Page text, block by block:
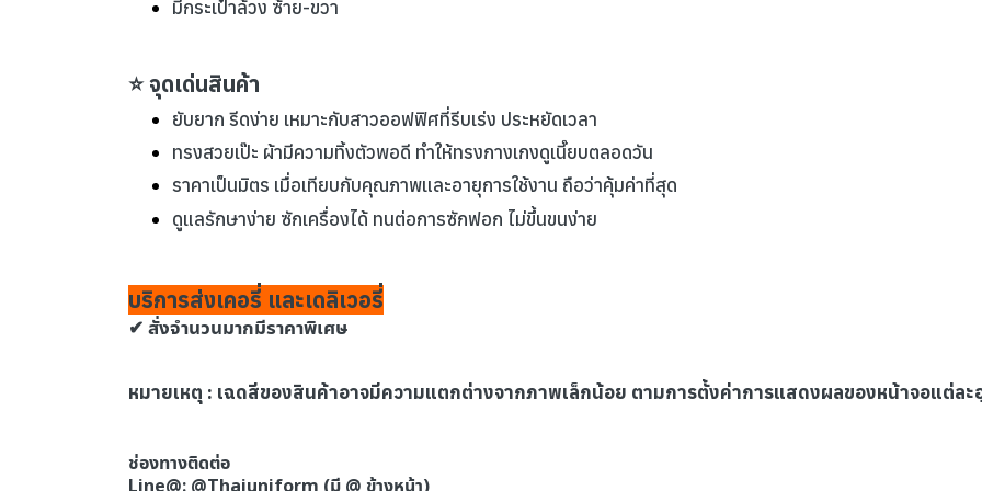
มีกระเป๋าล้วง ซ้าย-ขวา
⭐ จุดเด่นสินค้า
ยับยาก รีดง่าย เหมาะกับสาวออฟฟิศที่รีบเร่ง ประหยัดเวลา
ทรงสวยเป๊ะ ผ้ามีความทิ้งตัวพอดี ทำให้ทรงกางเกงดูเนี๊ยบตลอดวัน
ราคาเป็นมิตร เมื่อเทียบกับคุณภาพและอายุการใช้งาน ถือว่าคุ้มค่าที่สุด
ดูแลรักษาง่าย ซักเครื่องได้ ทนต่อการซักฟอก ไม่ขึ้นขนง่าย
บริการส่งเคอรี่ และเดลิเวอรี่
✔ สั่งจำนวนมากมีราคาพิเศษ
หมายเหตุ : เฉดสีของสินค้าอาจมีความแตกต่างจากภาพเล็กน้อย ตามการตั้งค่าการแสดงผลของหน้าจอแต่ล
ช่องทางติดต่อ
Line@: @Thaiuniform (มี @ ข้างหน้า)